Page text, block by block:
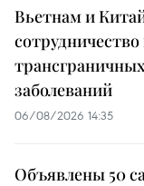
Вьетнам и
заболеваний
06/08/2026 14:35
Объявлены 50